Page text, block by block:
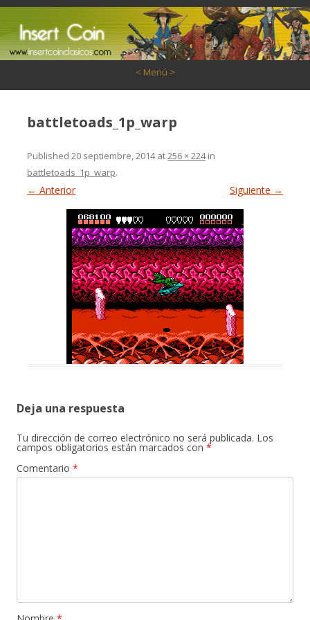
< Menú >
battletoads_1p_warp
Published20 septiembre, 2014at256 × 224in
battletoads_1p_warp.
← Anterior Siguiente →
Deja una respuesta
Tu dirección de correo electrónico no será publicada. Los
campos obligatorios están marcados con *
Comentario *